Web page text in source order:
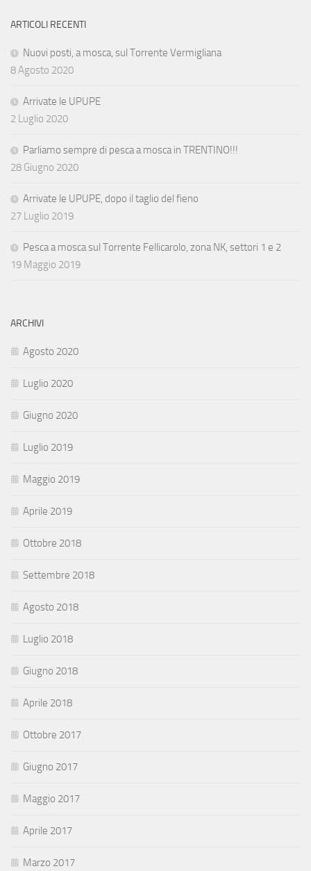
ARTICOLI RECENTI
Nuovi posti, a mosca, sul Torrente Vermigliana
8 Agosto 2020
Arrivate le UPUPE
2 Luglio 2020
Parliamo sempre di pesca a mosca in TRENTINO!!!
28 Giugno 2020
Arrivate le UPUPE, dopo il taglio del fieno
27 Luglio 2019
Pesca a mosca sul Torrente Fellicarolo, zona NK, settori 1 e 2
19 Maggio 2019
ARCHIVI
Agosto 2020
Luglio 2020
Giugno 2020
Luglio 2019
Maggio 2019
Aprile 2019
Ottobre 2018
Settembre 2018
Agosto 2018
Luglio 2018
Giugno 2018
Aprile 2018
Ottobre 2017
Giugno 2017
Maggio 2017
Aprile 2017
Marzo 2017